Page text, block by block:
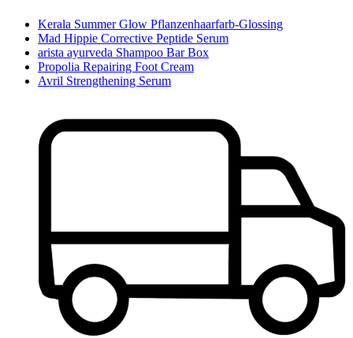
Kerala Summer Glow Pflanzenhaarfarb-Glossing
Mad Hippie Corrective Peptide Serum
arista ayurveda Shampoo Bar Box
Propolia Repairing Foot Cream
Avril Strengthening Serum